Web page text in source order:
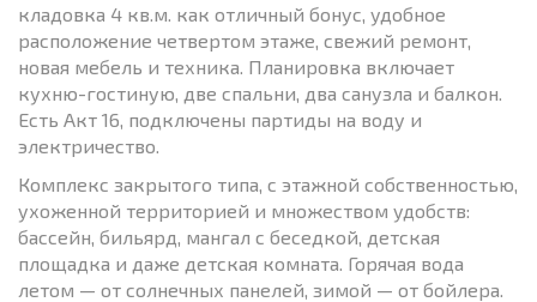
кладовка 4 кв.м. как отличный бонус, удобное
расположение четвертом этаже, свежий ремонт,
новая мебель и техника. Планировка включает
кухню-гостиную, две спальни, два санузла и балкон.
Есть Акт 16, подключены партиды на воду и
электричество.
Комплекс закрытого типа, с этажной собственностью,
ухоженной территорией и множеством удобств:
бассейн, бильярд, мангал с беседкой, детская
площадка и даже детская комната. Горячая вода
летом — от солнечных панелей, зимой — от бойлера.